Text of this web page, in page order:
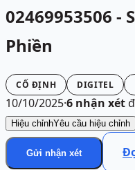
02469953506 -
Phiền
CỐ ĐỊNH DIGITEL
10/10/2025·6 nhận xét
Hiệu chỉnhYêu cầu hiệu chỉnh
Gửi nhận xét